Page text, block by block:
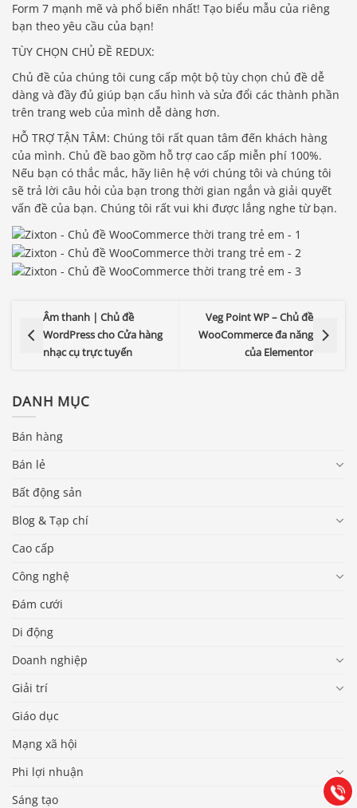
Form 7 mạnh mẽ và phổ biến nhất! Tạo biểu mẫu của riêng
bạn theo yêu cầu của bạn!
TÙY CHỌN CHỦ ĐỀ REDUX:
Chủ đề của chúng tôi cung cấp một bộ tùy chọn chủ đề dễ
dàng và đầy đủ giúp bạn cấu hình và sửa đổi các thành phần
trên trang web của mình dễ dàng hơn.
HỖ TRỢ TẬN TÂM: Chúng tôi rất quan tâm đến khách hàng
của mình. Chủ đề bao gồm hỗ trợ cao cấp miễn phí 100%.
Nếu bạn có thắc mắc, hãy liên hệ với chúng tôi và chúng tôi
sẽ trả lời câu hỏi của bạn trong thời gian ngắn và giải quyết
vấn đề của bạn. Chúng tôi rất vui khi được lắng nghe từ bạn.
Âm thanh | Chủ đề
WordPress cho Cửa hàng
nhạc cụ trực tuyến
Veg Point WP – Chủ đề
WooCommerce đa năng
của Elementor
DANH MỤC
Bán hàng
Bán lẻ
Bất động sản
Blog & Tạp chí
Cao cấp
Công nghệ
Đám cưới
Di động
Doanh nghiệp
Giải trí
Giáo dục
Mạng xã hội
Phi lợi nhuận
Sáng tạo
Gọi
(028) 22.166.144